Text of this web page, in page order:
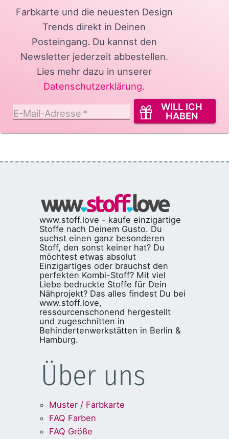
Farbkarte und die neuesten Design
Trends direkt in Deinen
Posteingang. Du kannst den
Newsletter jederzeit abbestellen.
Lies mehr dazu in unserer
Datenschutzerklärung.
E-Mail-Adresse *
WILL ICH
HABEN
www.stoff.love - kaufe einzigartige
Stoffe nach Deinem Gusto. Du
suchst einen ganz besonderen
Stoff, den sonst keiner hat? Du
möchtest etwas absolut
Einzigartiges oder brauchst den
perfekten Kombi-Stoff? Mit viel
Liebe bedruckte Stoffe für Dein
Nähprojekt? Das alles findest Du bei
www.stoff.love,
ressourcenschonend hergestellt
und zugeschnitten in
Behindertenwerkstätten in Berlin &
Hamburg.
Über uns
Muster / Farbkarte
FAQ Farben
FAQ Größe